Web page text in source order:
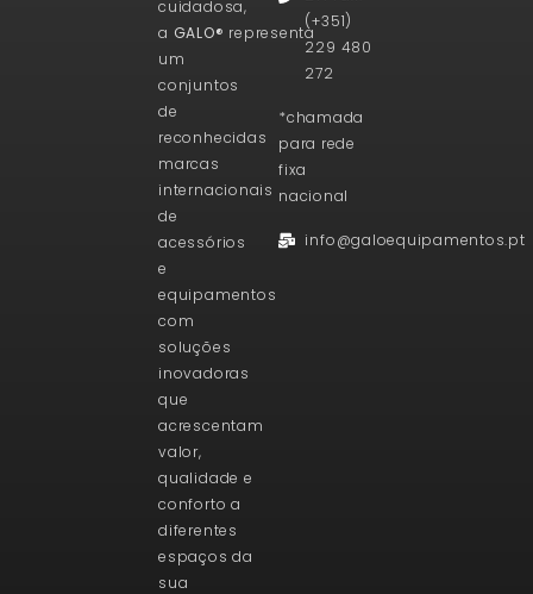
cuidadosa,
a GALO® representa
um
conjuntos
de
reconhecidas
marcas
internacionais
de
acessórios
e
equipamentos
com
soluções
inovadoras
que
acrescentam
valor,
qualidade e
conforto a
diferentes
espaços da
sua
(+351)
229 480
272
*chamada
para rede
fixa
nacional
info@galoequipamentos.pt